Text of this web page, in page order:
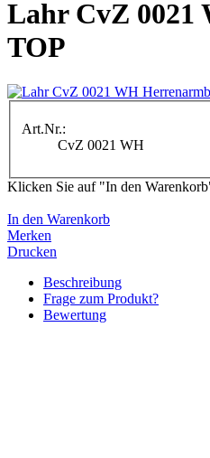
Lahr CvZ 0021
TOP
Art.Nr.:
CvZ 0021 WH
Klicken Sie auf "In den
In den Warenkorb
Merken
Drucken
Beschreibung
Frage zum Produkt?
Bewertung